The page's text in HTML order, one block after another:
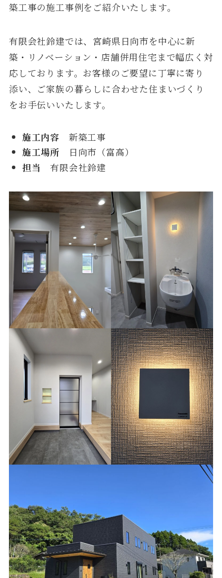
築工事の施工事例をご紹介いたします。
有限会社鈴建では、宮崎県日向市を中心に新
築・リノベーション・店舗併用住宅まで幅広く対
応しております。お客様のご要望に丁寧に寄り
添い、ご家族の暮らしに合わせた住まいづくり
をお手伝いいたします。
施工内容 新築工事
施工場所 日向市（富高）
担当 有限会社鈴建